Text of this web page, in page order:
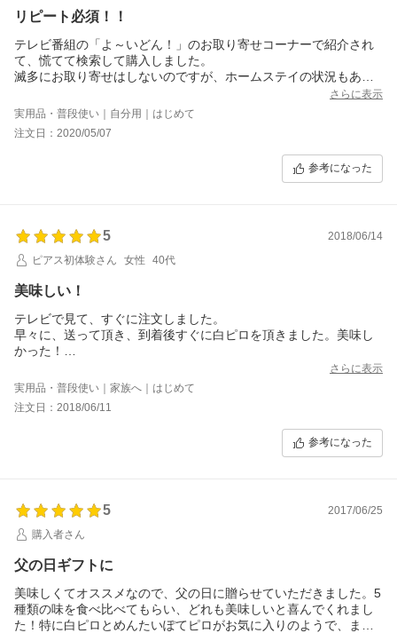
リピート必須！！
テレビ番組の「よ～いどん！」のお取り寄せコーナーで紹介され
て、慌てて検索して購入しました。
滅多にお取り寄せはしないのですが、ホームステイの状況もあり
クール便で冷凍にて届きます。私は5種入りを注文しました。
見た目は油ギッシュですが、自然解凍でトースターで数分。
外はサクサク、中のパン生地はもっちり！！
チョコはとろーり、カレーは丸ごと一本のソーセージ入り！他も
たので、こちらの大きさは有り難いです。
まだ少しありますが、切らさないためにリピートします。
さらに表示
実用品・普段使い｜自分用｜はじめて
注文日：2020/05/07
参考になった
5
2018/06/14
ピアス初体験さん
女性 40代
美味しい！
テレビで見て、すぐに注文しました。
早々に、送って頂き、到着後すぐに白ピロを頂きました。美味し
かった！
娘が帰ってきたら、早速食べさせます。
ありがとうございます。
さらに表示
実用品・普段使い｜家族へ｜はじめて
注文日：2018/06/11
参考になった
5
2017/06/25
購入者さん
父の日ギフトに
美味しくてオススメなので、父の日に贈らせていただきました。5
種類の味を食べ比べてもらい、どれも美味しいと喜んでくれまし
た！特に白ピロとめんたいぽてピロがお気に入りのようで、また